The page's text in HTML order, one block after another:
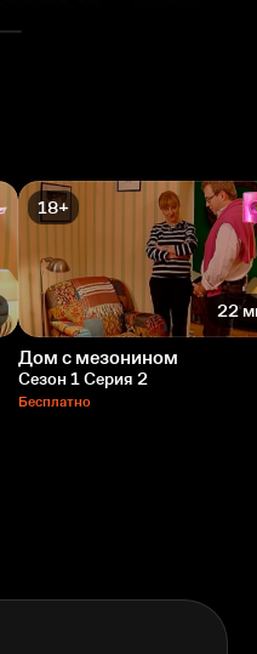
18+
22
Дом с мезонином
Сезон 1 Серия 2
Бесплатно